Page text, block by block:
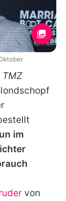
TMZ
im
von